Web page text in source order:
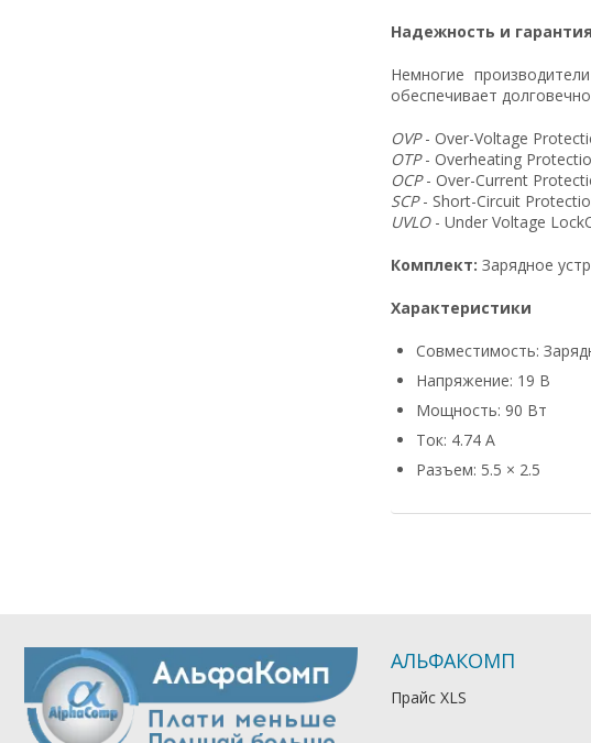
Надежность и
Немногие
обеспечивает
OVP- Over-Voltage
OTP- Overheating
OCP- Over-Current
SCP- Short-Circuit
UVLO- Under Voltage
Комплект: Зарядное
Характеристики
Совместимость:
Напряжение: 19 В
Мощность: 90 Вт
Ток: 4.74 А
Разъем: 5.5 × 2.5
АЛЬФАКОМП
Прайс XLS